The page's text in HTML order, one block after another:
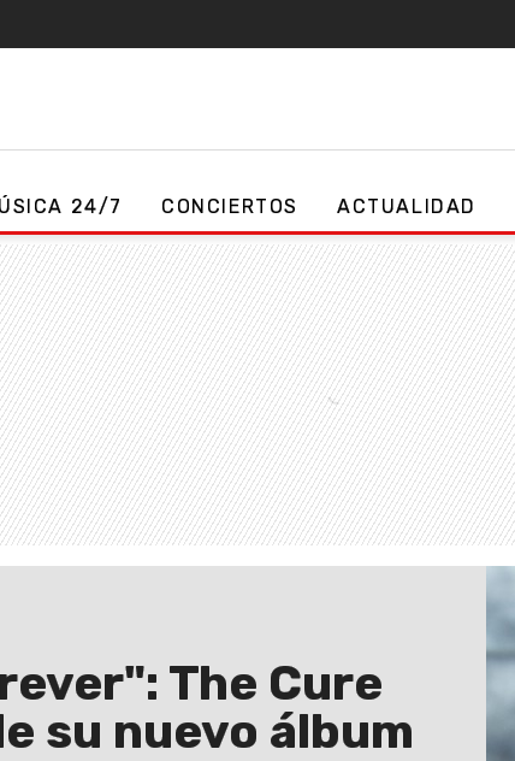
24/7 CONCIERTOS ACTUALIDAD
The Cure
su nuevo álbum